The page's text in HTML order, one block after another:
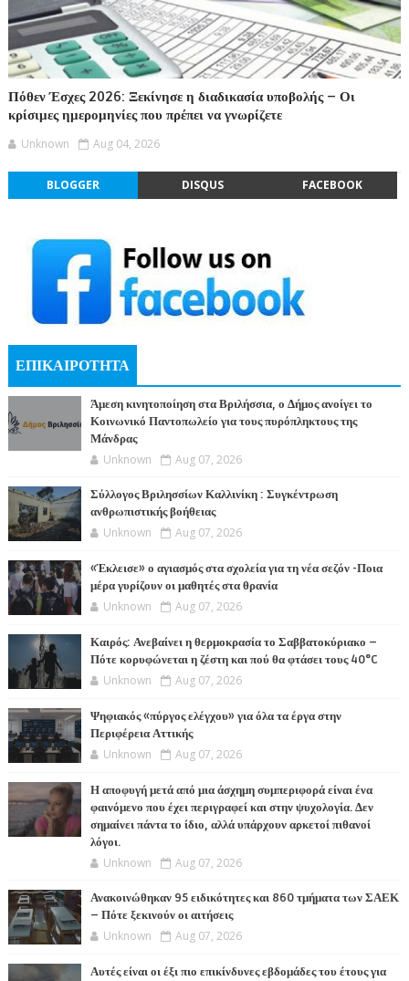
Πόθεν Έσχες 2026: Ξεκίνησε η διαδικασία υποβολής – Οι
κρίσιμες ημερομηνίες που πρέπει να γνωρίζετε
Unknown Aug 04, 2026
BLOGGER DISQUS FACEBOOK
ΕΠΙΚΑΙΡΟΤΗΤΑ
Άμεση κινητοποίηση στα Βριλήσσια, ο Δήμος ανοίγει το
Κοινωνικό Παντοπωλείο για τους πυρόπληκτους της
Μάνδρας
Unknown Aug 07, 2026
Σύλλογος Βριλησσίων Καλλινίκη : Συγκέντρωση
ανθρωπιστικής βοήθειας
Unknown Aug 07, 2026
«Έκλεισε» ο αγιασμός στα σχολεία για τη νέα σεζόν -Ποια
μέρα γυρίζουν οι μαθητές στα θρανία
Unknown Aug 07, 2026
Καιρός: Ανεβαίνει η θερμοκρασία το Σαββατοκύριακο –
Πότε κορυφώνεται η ζέστη και πού θα φτάσει τους 40°C
Unknown Aug 07, 2026
Ψηφιακός «πύργος ελέγχου» για όλα τα έργα στην
Περιφέρεια Αττικής
Unknown Aug 07, 2026
Η αποφυγή μετά από μια άσχημη συμπεριφορά είναι ένα
φαινόμενο που έχει περιγραφεί και στην ψυχολογία. Δεν
σημαίνει πάντα το ίδιο, αλλά υπάρχουν αρκετοί πιθανοί
λόγοι.
Unknown Aug 07, 2026
Ανακοινώθηκαν 95 ειδικότητες και 860 τμήματα των ΣΑΕΚ
– Πότε ξεκινούν οι αιτήσεις
Unknown Aug 07, 2026
Αυτές είναι οι έξι πιο επικίνδυνες εβδομάδες του έτους για